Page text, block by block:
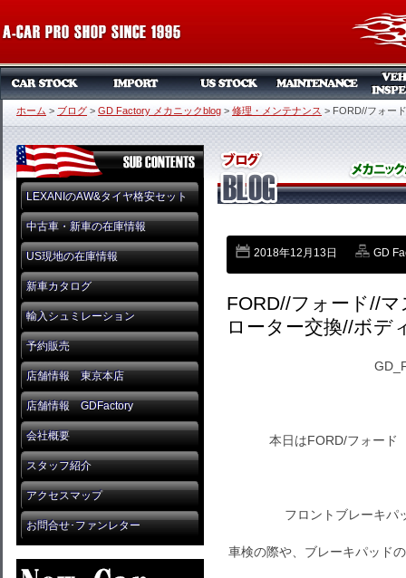
ホーム > ブログ > GD Factory メカニックblog > 修理・メンテナンス > FORD//フォー
LEXANIのAW&タイヤ格安セット
中古車・新車の在庫情報
US現地の在庫情報
新車カタログ
輸入シュミレーション
予約販売
店舗情報 東京本店
店舗情報 GDFactory
会社概要
スタッフ紹介
アクセスマップ
お問合せ･ファンレター
2018年12月13日 GD
FORD//フォード//
ローター交換//ボデ
本日はFORD/フォー
フロントブレーキパ
車検の際や、ブレーキパッド